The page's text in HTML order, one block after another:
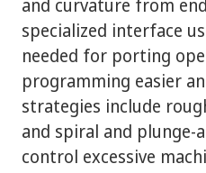
specialized interface
needed for porting
programming easier
strategies include
and spiral and plunge-
control excessive